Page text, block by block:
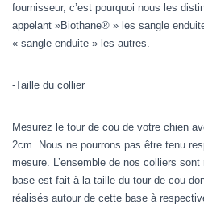
fournisseur, c’est pourquoi nous les
appelant »Biothane® » les sangle
« sangle enduite » les autres.
-Taille du collier
Mesurez le tour de cou de votre chien
2cm. Nous ne pourrons pas être tenu
mesure. L’ensemble de nos colliers
base est fait à la taille du tour de cou
réalisés autour de cette base à